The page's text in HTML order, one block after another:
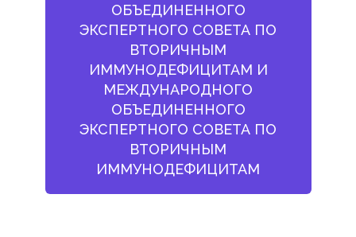
ОБЪЕДИНЕННОГО
ЭКСПЕРТНОГО СОВЕТА ПО
ВТОРИЧНЫМ
ИММУНОДЕФИЦИТАМ И
МЕЖДУНАРОДНОГО
ОБЪЕДИНЕННОГО
ЭКСПЕРТНОГО СОВЕТА ПО
ВТОРИЧНЫМ
ИММУНОДЕФИЦИТАМ